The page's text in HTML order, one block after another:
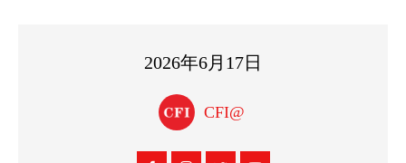
2026年6月17日
CFI@